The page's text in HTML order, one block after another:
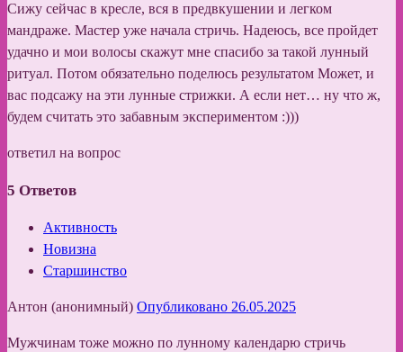
Сижу сейчас в кресле, вся в предвкушении и легком
мандраже. Мастер уже начала стричь. Надеюсь, все пройдет
удачно и мои волосы скажут мне спасибо за такой лунный
ритуал. Потом обязательно поделюсь результатом Может, и
вас подсажу на эти лунные стрижки. А если нет… ну что ж,
будем считать это забавным экспериментом :)))
ответил на вопрос
5 Ответов
Активность
Новизна
Старшинство
Антон (анонимный) Опубликовано 26.05.2025
Мужчинам тоже можно по лунному календарю стричь